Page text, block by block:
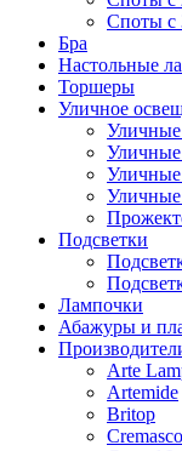
Споты с
Бра
Настольные
Торшеры
Уличное
Уличные
Уличные
Уличные
Уличные
Подсветки
Лампочки
Абажуры и
Arte
Artemide
Britop
Cremasco